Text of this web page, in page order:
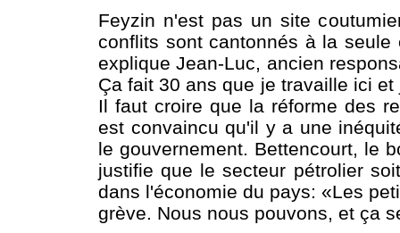
Feyzin n'est pas un site
conflits sont cantonnés à la seule
explique Jean-Luc, ancien
Ça fait 30 ans que je travaille ici
Il faut croire que la réforme des
est convaincu qu'il y a une
le gouvernement. Bettencourt, le
justifie que le secteur pétrolier
dans l'économie du pays: «Les
grève. Nous nous pouvons, et ça